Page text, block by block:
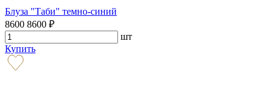
Блуза "Таби" темно-синий
8600 8600 ₽
шт
Купить